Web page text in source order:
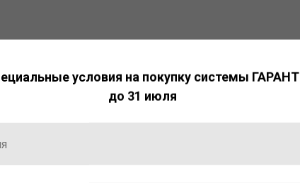
и инструменты
работы с ней.
условия на покупку системы ГАРАНТ
до 31 июля